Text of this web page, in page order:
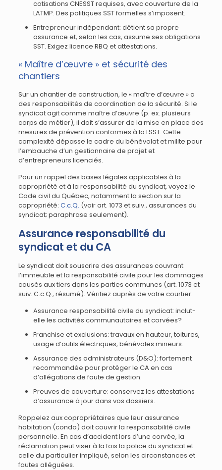
cotisations CNESST requises, avec couverture de la
LATMP. Des politiques SST formelles s’imposent.
Entrepreneur indépendant: détient sa propre
assurance et, selon les cas, assume ses obligations
SST. Exigez licence RBQ et attestations.
« Maître d’œuvre » et sécurité des
chantiers
Sur un chantier de construction, le « maître d’œuvre » a
des responsabilités de coordination de la sécurité. Si le
syndicat agit comme maître d’œuvre (p. ex. plusieurs
corps de métier), il doit s’assurer de la mise en place des
mesures de prévention conformes à la LSST. Cette
complexité dépasse le cadre du bénévolat et milite pour
l’embauche d’un gestionnaire de projet et
d’entrepreneurs licenciés.
Pour un rappel des bases légales applicables à la
copropriété et à la responsabilité du syndicat, voyez le
Code civil du Québec, notamment la section sur la
copropriété: C.c.Q. (voir art. 1073 et suiv., assurances du
syndicat; paraphrase seulement).
Assurance responsabilité du
syndicat et du CA
Le syndicat doit souscrire des assurances couvrant
l’immeuble et la responsabilité civile pour les dommages
causés aux tiers dans les parties communes (art. 1073 et
suiv. C.c.Q., résumé). Vérifiez auprès de votre courtier:
Assurance responsabilité civile du syndicat: inclut-
elle les activités communautaires et corvées?
Franchise et exclusions: travaux en hauteur, toitures,
usage d’outils électriques, bénévoles mineurs.
Assurance des administrateurs (D&O): fortement
recommandée pour protéger le CA en cas
d’allégations de faute de gestion.
Preuves de couverture: conservez les attestations
d’assurance à jour dans vos dossiers.
Rappelez aux copropriétaires que leur assurance
habitation (condo) doit couvrir la responsabilité civile
personnelle. En cas d’accident lors d’une corvée, la
réclamation peut viser à la fois la police du syndicat et
celle du particulier impliqué, selon les circonstances et
fautes alléguées.